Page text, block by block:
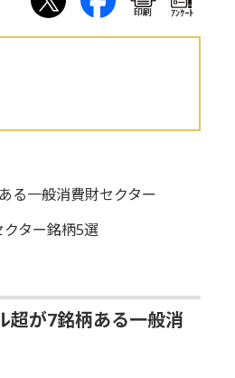
印刷 ｱﾝｹｰﾄ
る一般消費財セクター
ター銘柄5選
超が7銘柄ある一般消